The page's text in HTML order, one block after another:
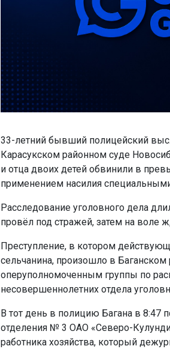
33-летний бывший полицейский
Карасукском районном суде
и отца двоих детей обвинили в
применением насилия
Расследование уголовного дела
провёл под стражей, затем на воле
Преступление, в котором
сельчанина, произошло в
оперуполномоченным группы по
несовершеннолетних отдела
В тот день в полицию Багана в 8:47
отделения № 3 ОАО «Северо-
работника хозяйства, который